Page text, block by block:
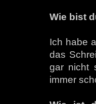
Wie bist
Ich habe
das
gar nicht
immer